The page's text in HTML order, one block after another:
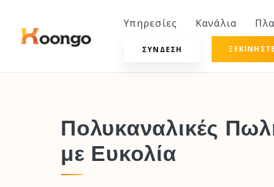
Υπηρεσίες Κανάλια
ΣΎΝΔΕΣΗ
Πολυκαναλικές
με Ευκολία